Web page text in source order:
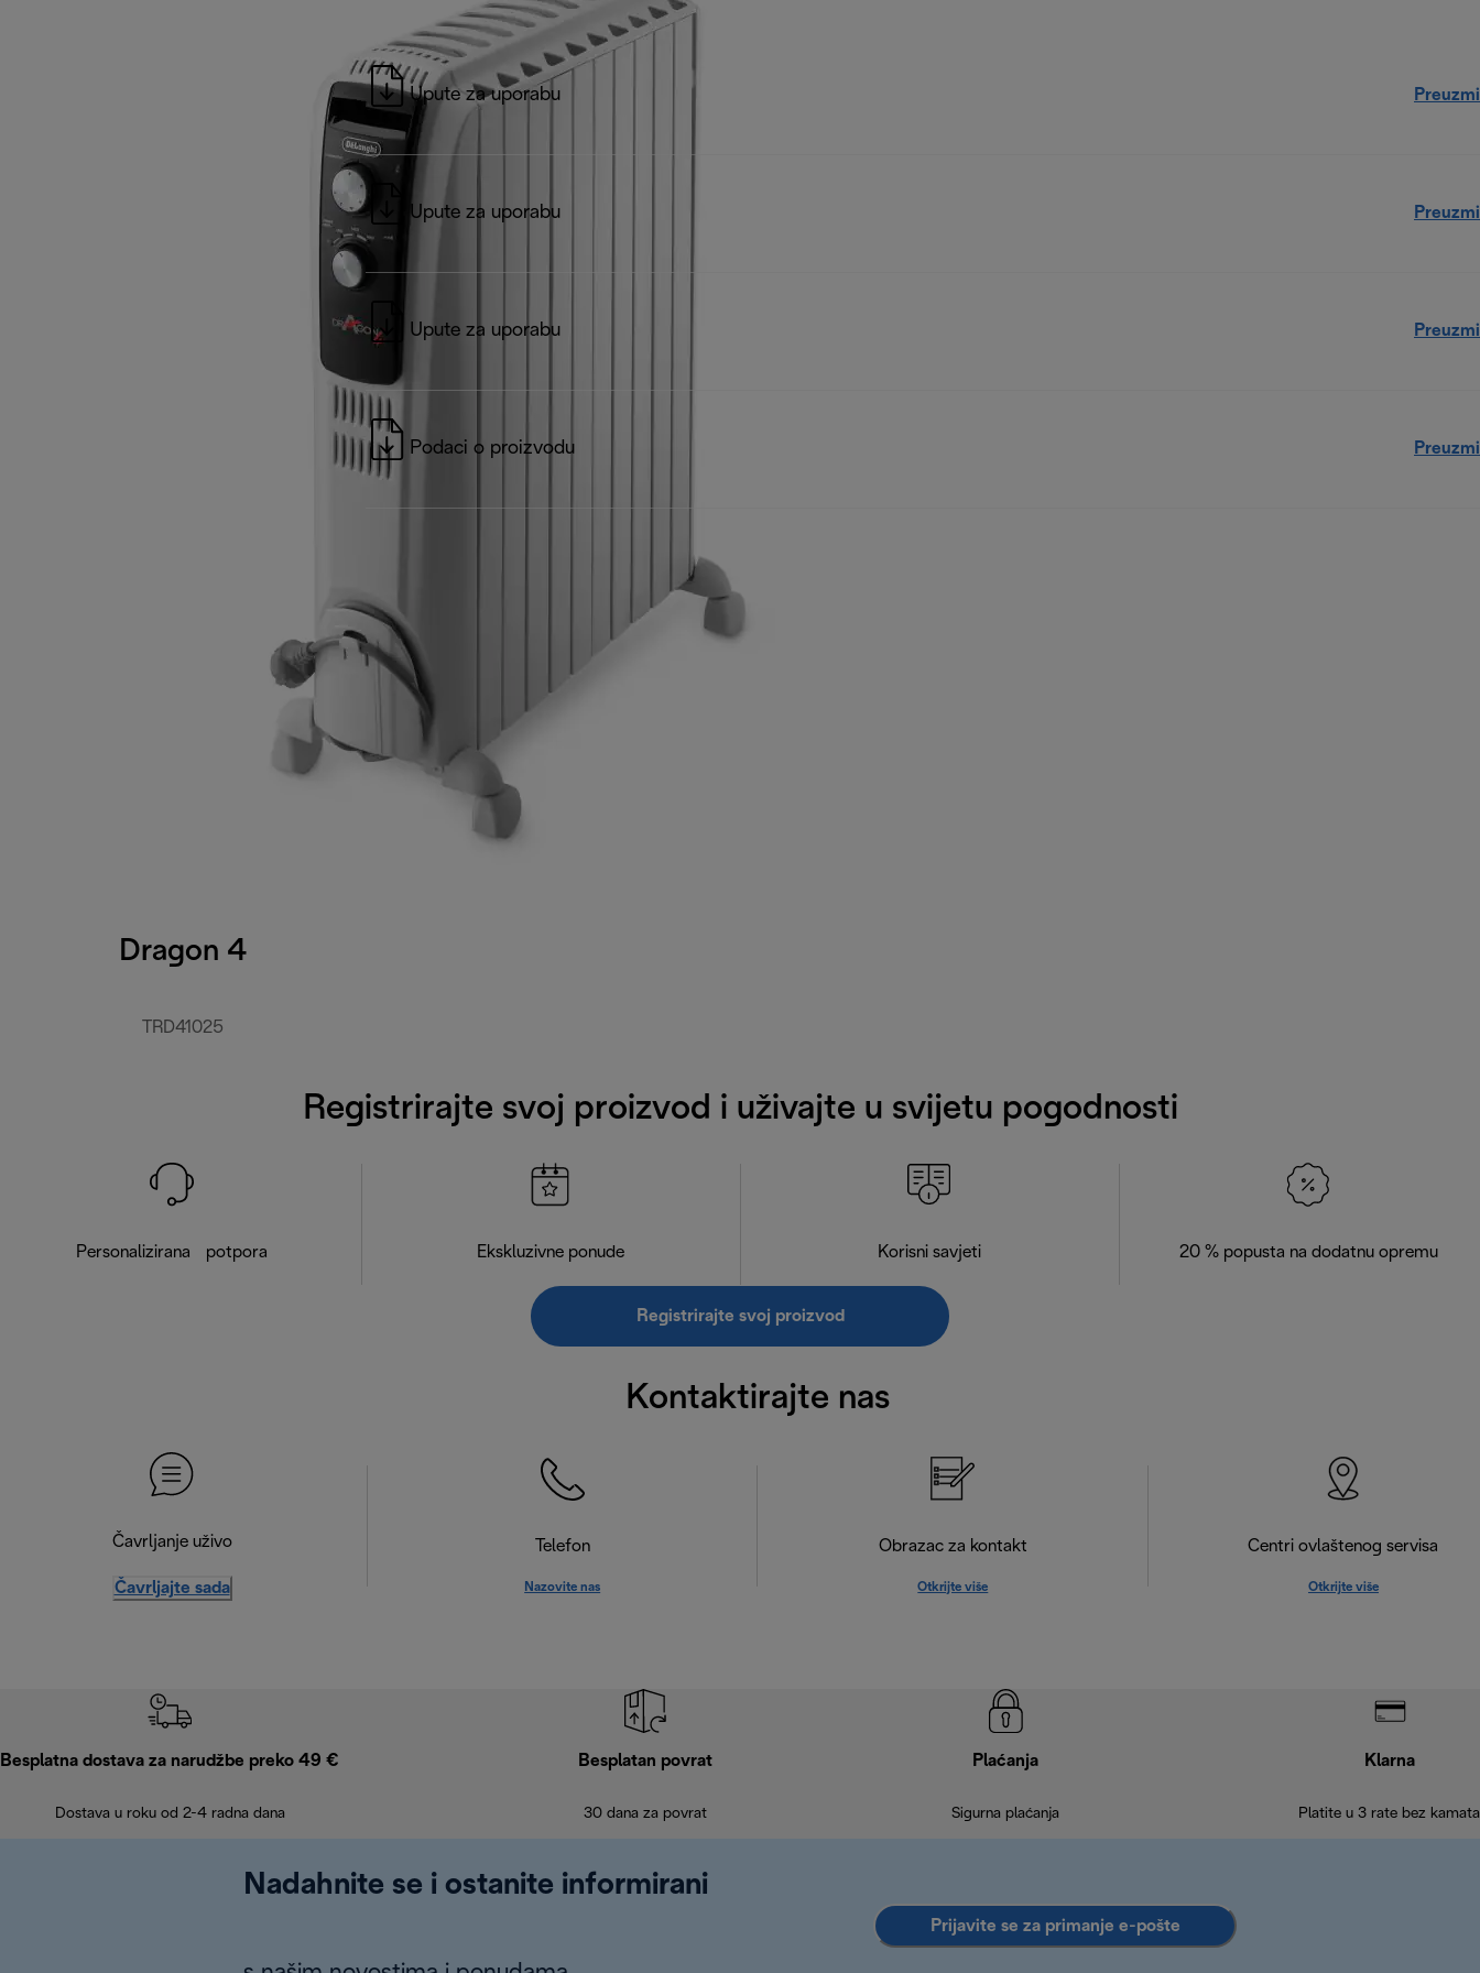
Dragon 4
TRD41025
Upute za uporabu Preuzmi
Upute za uporabu Preuzmi
Upute za uporabu Preuzmi
Podaci o proizvodu Preuzmi
Registrirajte svoj proizvod i uživajte u svijetu pogodnosti
Personalizirana potpora Ekskluzivne ponude Korisni savjeti 20 % popusta na dodatnu opremu
Registrirajte svoj proizvod
Kontaktirajte nas
Čavrljanje uživo
Čavrljajte sada
Telefon
Nazovite nas
Obrazac za kontakt
Otkrijte više
Centri ovlaštenog servisa
Otkrijte više
Besplatna dostava za narudžbe preko 49 €
Dostava u roku od 2-4 radna dana
Besplatan povrat
30 dana za povrat
Plaćanja
Sigurna plaćanja
Klarna
Platite u 3 rate bez kamata
Nadahnite se i ostanite informirani
Prijavite se za primanje e-pošte